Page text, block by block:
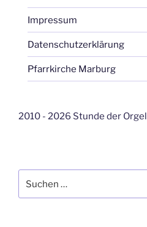
Impressum
Datenschutzerklärung
Pfarrkirche Marburg
2010 - 2026 Stunde der Orgel
nach: